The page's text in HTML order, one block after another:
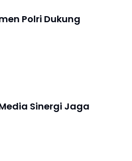
Polri Dukung
Sinergi Jaga